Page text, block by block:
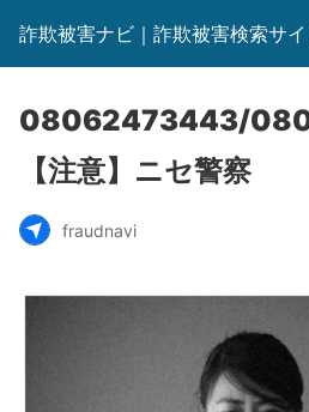
詐欺被害ナビ｜詐欺被害検索サイ
08062473443/
【注意】ニセ警察
fraudnavi